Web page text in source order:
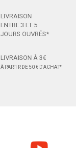
LIVRAISON
ENTRE 3 ET 5
JOURS OUVRÉS*
LIVRAISON À 3€
À PARTIR DE 50 € D'ACHAT*